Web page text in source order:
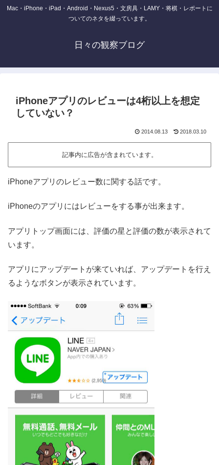
Mac・iPhone・iPad・Android・Nexus5・文房具・LAMY・将棋・レポートに
ついてのネタを綴っています。
日々の観察ブログ
iPhoneアプリのレビューは4桁以上を想定
していない？
2014.08.13 2018.03.10
記事内に広告が含まれています。
iPhoneアプリのレビュー数に関する話です。
iPhoneのアプリにはレビューをする事が出来ます。
アプリトップ画面には、評価の星と評価の数が表示されて
います。
アプリにアップデートが来ていれば、アップデートを行え
るようなボタンが表示されています。